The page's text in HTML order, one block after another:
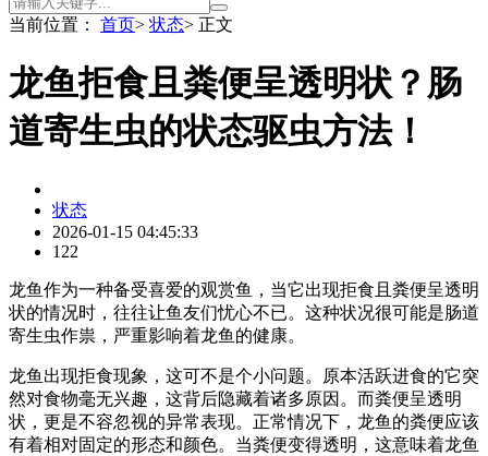
当前位置： 首页> 状态> 正文
龙鱼拒食且粪便呈透明状？肠
道寄生虫的状态驱虫方法！
状态
2026-01-15 04:45:33
122
龙鱼作为一种备受喜爱的观赏鱼，当它出现拒食且粪便呈透明
状的情况时，往往让鱼友们忧心不已。这种状况很可能是肠道
寄生虫作祟，严重影响着龙鱼的健康。
龙鱼出现拒食现象，这可不是个小问题。原本活跃进食的它突
然对食物毫无兴趣，这背后隐藏着诸多原因。而粪便呈透明
状，更是不容忽视的异常表现。正常情况下，龙鱼的粪便应该
有着相对固定的形态和颜色。当粪便变得透明，这意味着龙鱼